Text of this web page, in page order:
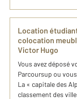
Location
colocation
Victor Hugo
Vous avez déposé
Parcoursup ou
La « capitale des
classement des